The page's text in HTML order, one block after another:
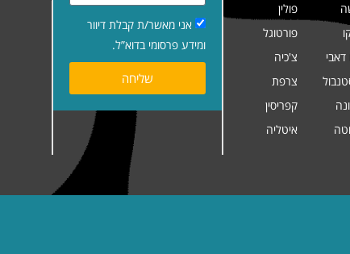
דאבי
פולין
פורטוגל
צ'כיה
צרפת
קפריסין
איטליה
אני מאשר/ת קבלת דיוור
ומידע פרסומי בדוא”ל.
שליחה